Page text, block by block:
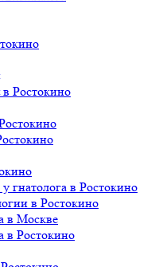
Ростокино
гнатолога в Ростокино
в Ростокино
в Москве
в Ростокино